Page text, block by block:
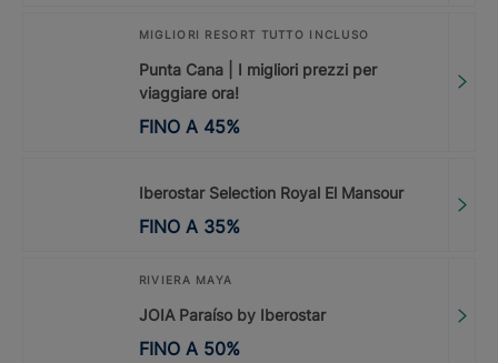
MIGLIORI RESORT TUTTO INCLUSO
Punta Cana | I migliori prezzi per
viaggiare ora!
FINO A 45%
Iberostar Selection Royal El Mansour
FINO A 35%
RIVIERA MAYA
JOIA Paraíso by Iberostar
FINO A 50%